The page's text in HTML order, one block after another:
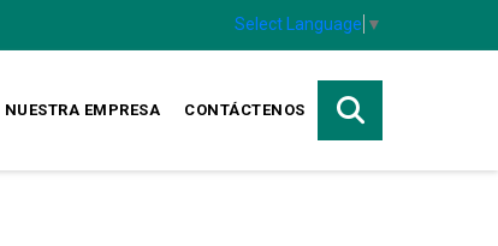
Select Language ▼
NUESTRA EMPRESA CONTÁCTENOS